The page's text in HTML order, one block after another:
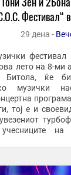
Фестивал“
29 дена -
лето на 8-ми
Битола, ќе
музички
тој е и